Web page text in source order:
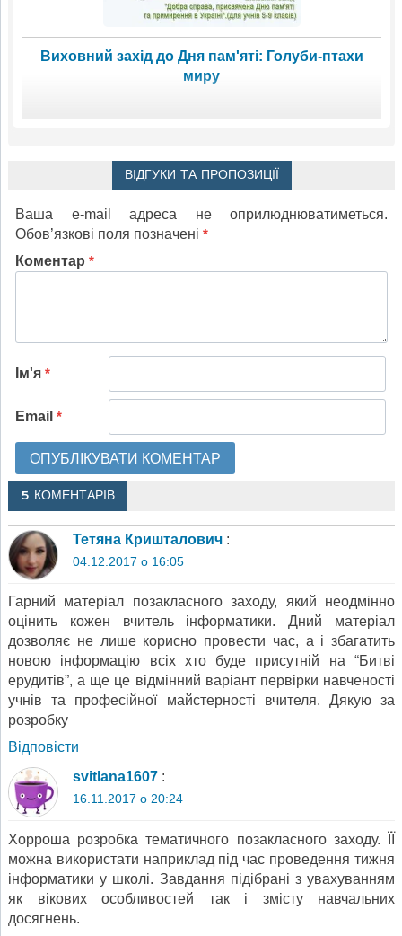
Виховний захід до Дня пам'яті: Голуби-птахи
миру
ВІДГУКИ ТА ПРОПОЗИЦІЇ
Ваша e-mail адреса не оприлюднюватиметься.
Обов’язкові поля позначені *
Коментар *
Ім'я *
Email *
5 КОМЕНТАРІВ
Тетяна Кришталович :
04.12.2017 о 16:05
Гарний матеріал позакласного заходу, який неодмінно
оцінить кожен вчитель інформатики. Дний матеріал
дозволяє не лише корисно провести час, а і збагатить
новою інформацію всіх хто буде присутній на “Битві
ерудитів”, а ще це відмінний варіант первірки навченості
учнів та професійної майстерності вчителя. Дякую за
розробку
Відповіcти
svitlana1607 :
16.11.2017 о 20:24
Хорроша розробка тематичного позакласного заходу. ЇЇ
можна використати наприклад під час проведення тижня
інформатики у школі. Завдання підібрані з увахуванням
як вікових особливостей так і змісту навчальних
досягнень.